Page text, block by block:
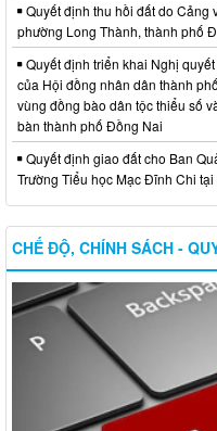
Quyết định thu hồi đất do Cảng
phường Long Thành, thành phố
Quyết định triển khai Nghị
của Hội đồng nhân dân thành
vùng đồng bào dân tộc thiểu số
bàn thành phố Đồng Nai
Quyết định giao đất cho Ban
Trường Tiểu học Mạc Đĩnh Chi
CHẾ ĐỘ, CHÍNH SÁCH -